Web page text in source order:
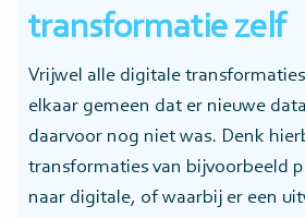
transformatie zelf
Vrijwel alle digitale
elkaar gemeen dat er nieuwe
daarvoor nog niet was. Denk
transformaties van bijvoorbeeld
naar digitale, of waarbij er een